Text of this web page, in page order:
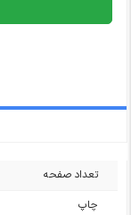
تعداد صفحه
چاپ